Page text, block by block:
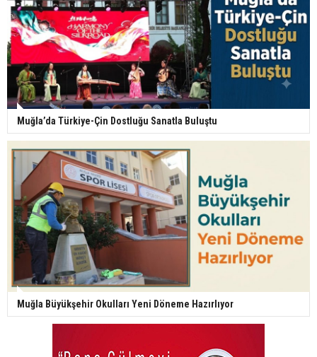
Muğla’da Türkiye-Çin Dostluğu Sanatla Buluştu
Muğla Büyükşehir Okulları Yeni Döneme Hazırlıyor